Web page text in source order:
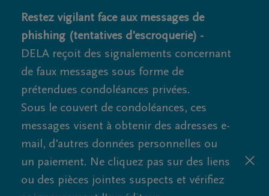
Restez vigilant face aux messages de
phishing (tentatives d'escroquerie) -
DELA reçoit des signalements concernant
de faux messages sous forme de
prétendues condoléances privées.
Sous le couvert de condoléances, ces
messages visent à obtenir des adresses e-
mail, d'autres données personnelles ou
un paiement. Ne cliquez pas sur des liens
ou des pièces jointes suspects et vérifiez